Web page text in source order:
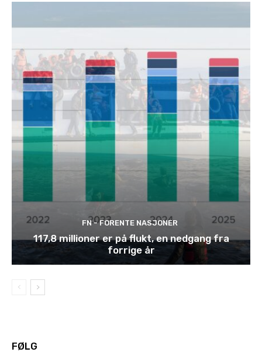
FN - FORENTE NASJONER
117,8 millioner er på flukt, en nedgang fra
forrige år
FØLG